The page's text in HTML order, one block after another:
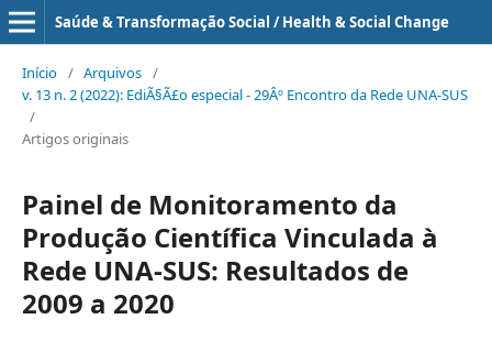
Saúde & Transformação Social / Health & Social Change
Início / Arquivos /
v. 13 n. 2 (2022): EdiÃ§Ã£o especial - 29Âº Encontro da Rede UNA-SUS
/
Artigos originais
Painel de Monitoramento da
Produção Científica Vinculada à
Rede UNA-SUS: Resultados de
2009 a 2020